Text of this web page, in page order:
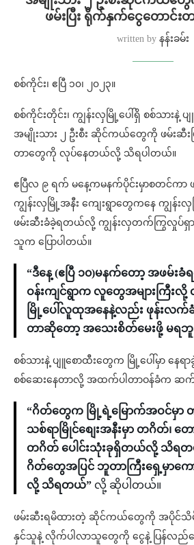
ဖမ်းပြီး ရိုက်နှက်ငွေတောင်
written by နန်းခမ်း
စစ်ကိုင်း၊ ဧပြီ ၁၀၊ ၂၀၂၃။
စစ်ကိုင်းတိုင်း၊ ကျွန်းလှမြို့ပေါ်ရှိ စစ်သားနဲ့
အမျိုးသား ၂ ဦးစီး ဆိုင်ကယ်တွေကို ဖမ်းဆီး
တာတွေကို လုပ်နေတယ်လို့ သိရပါတယ်။
ဧပြီလ ၉ ရက် မနေ့ကမနက်ပိုင်းမှာစတင်ကာ ဖမ်
ကျွန်းလှမြို့အနီး ကျေးရွာတွေကနေ ကျွန်း
ဖမ်းဆီးခံခဲ့ရတယ်လို့ ကျွန်းလှတက်ကြွလှုပ်ရှား
သူက ပြောပါတယ်။
“ဒီနေ့ (ဧပြီ ၁၀)မနက်တော့ အဖမ်းခံ
ဝန်းကျင်ရွာက လူတွေအများကြီးလို့
မြို့ပေါ်လူထုအနေနဲ့လည်း ဖုန်းလက်ခံ
တာဆိုတော့ အသေးစိတ်မေးဖို့ မရဘူ
စစ်သားနဲ့ ပျူစောထီးတွေက မြို့ပေါ်မှာ နေရာခွဲ
စစ်ဆေးနေတာလို့ အထက်ပါတာဝန်ခံက ဆက်
“ဂိတ်တွေက မြို့ရဲ့မြောက်အဝင်မှာ
သစ်ရာမြိုင်စျေးအနီးမှာ တဂိတ်၊
တဂိတ် ပေါင်းသုံးခုရှိတယ်လို့ သိရတ
ဂိတ်တွေအပြင် ဘူတာကြီးရှေ့မှာက
လို့ သိရတယ်” လို့ ဆိုပါတယ်။
ဖမ်းဆီးရမိထားတဲ့ ဆိုင်ကယ်တွေကို အပိုင်သိမ်း
နှင်သူနဲ့ လိုက်ပါလာသူ‌‌တွေကို ငွေနဲ့ ပြန်လည်ရွ